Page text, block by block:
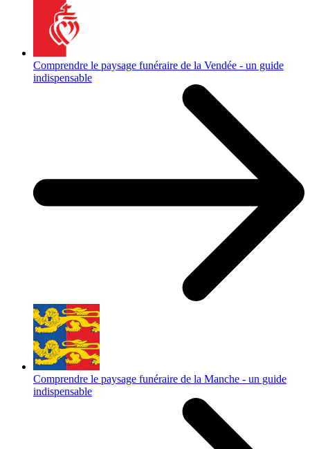
Comprendre le paysage funéraire de la Vendée - un guide
indispensable
Comprendre le paysage funéraire de la Manche - un guide
indispensable